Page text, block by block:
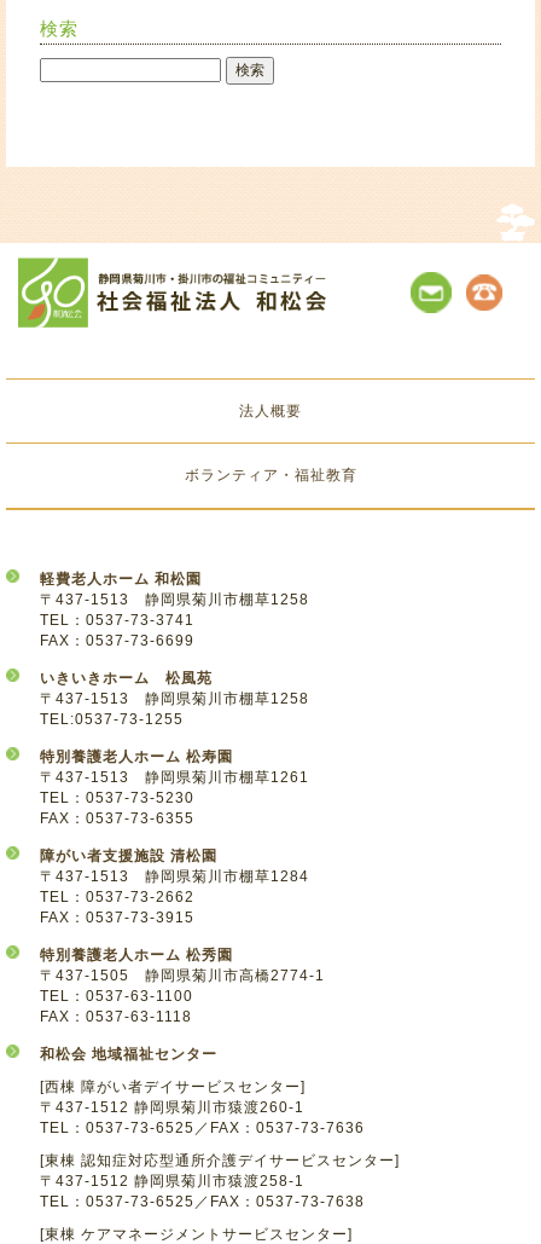
検索
法人概要
ボランティア・福祉教育
軽費老人ホーム 和松園
〒437-1513 静岡県菊川市棚草1258
TEL：0537-73-3741
FAX：0537-73-6699
いきいきホーム 松風苑
〒437-1513 静岡県菊川市棚草1258
TEL:0537-73-1255
特別養護老人ホーム 松寿園
〒437-1513 静岡県菊川市棚草1261
TEL：0537-73-5230
FAX：0537-73-6355
障がい者支援施設 清松園
〒437-1513 静岡県菊川市棚草1284
TEL：0537-73-2662
FAX：0537-73-3915
特別養護老人ホーム 松秀園
〒437-1505 静岡県菊川市高橋2774-1
TEL：0537-63-1100
FAX：0537-63-1118
和松会 地域福祉センター
[西棟 障がい者デイサービスセンター]
〒437-1512 静岡県菊川市猿渡260-1
TEL：0537-73-6525／FAX：0537-73-7636
[東棟 認知症対応型通所介護デイサービスセンター]
〒437-1512 静岡県菊川市猿渡258-1
TEL：0537-73-6525／FAX：0537-73-7638
[東棟 ケアマネージメントサービスセンター]